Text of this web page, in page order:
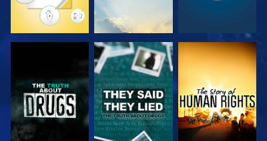
REGARDER REGARDER